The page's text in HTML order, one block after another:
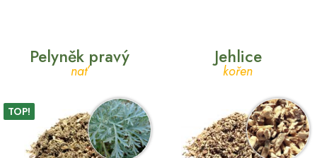
Pelyněk pravý
nať
TOP!
Jehlice
kořen